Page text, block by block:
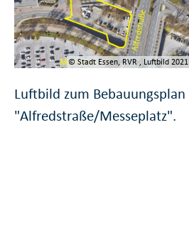
© Stadt Essen, RVR , Luftbild 2021
Luftbild zum Bebauungsplan
"Alfredstraße/Messeplatz".